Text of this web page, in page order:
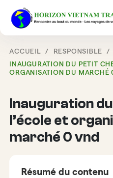
ACCUEIL
RESPONSIBLE
INAUGURATION DU PETIT
ORGANISATION DU MARCHÉ
Inauguration
l’école et
marché 0 vnd
Résumé du contenu